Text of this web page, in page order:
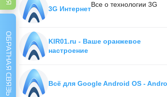
3G Интернет
Все о технологии 3G
KIR01.ru - Ваше оранжевое
настроение
Всё для Google Android OS -
ОБРАТНАЯ СВЯЗЬ